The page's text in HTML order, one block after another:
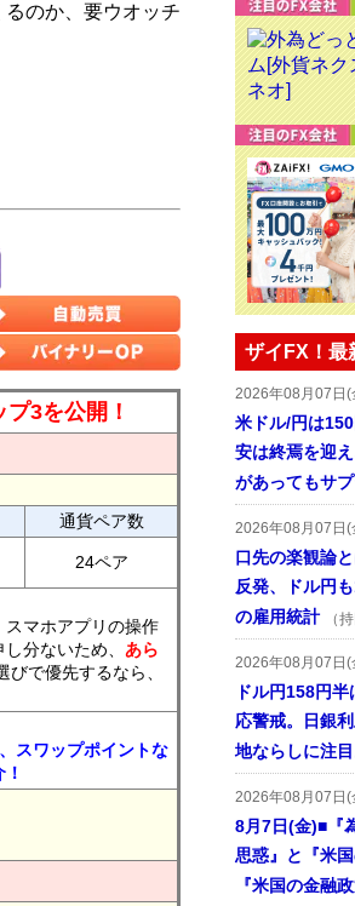
のか、要ウオッチ
3を公開！
通貨ペア数
24ペア
マホアプリの操作
分ないため、 あら
で優先するなら、
スワップポイントな
ザイFX！最
2026年08月07日(
米ドル/円は
安は終焉を迎
があってもサ
2026年08月07日(
口先の楽観論
反発、ドル円
の雇用統計
（
2026年08月07日(
ドル円158円
応警戒。日銀
地ならしに注目
2026年08月07日(
8月7日(金)■『
思惑』と『米
『米国の金融